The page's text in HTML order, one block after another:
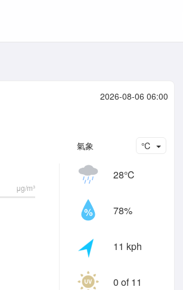
2026-08-06 06:00
μg/m³
氣象 ℃
28℃
78%
11 kph
0 of 11